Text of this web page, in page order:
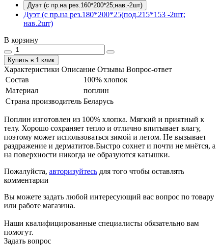
Дуэт (с пр.на рез.160*200*25;нав.-2шт)
Дуэт (с пр.на рез.180*200*25(под.215*153 -2шт;
нав.2шт)
В корзину
Купить в 1 клик
Характеристики Описание Отзывы Вопрос-ответ
Состав
100% хлопок
Материал
поплин
Страна производитель Беларусь
Поплин изготовлен из 100% хлопка. Мягкий и приятный к
телу. Хорошо сохраняет тепло и отлично впитывает влагу,
поэтому может использоваться зимой и летом. Не вызывает
раздражение и дерматитов.Быстро сохнет и почти не мнётся, а
на поверхности никогда не образуются катышки.
Пожалуйста, авторизуйтесь для того чтобы оставлять
комментарии
Вы можете задать любой интересующий вас вопрос по товару
или работе магазина.
Наши квалифицированные специалисты обязательно вам
помогут.
Задать вопрос